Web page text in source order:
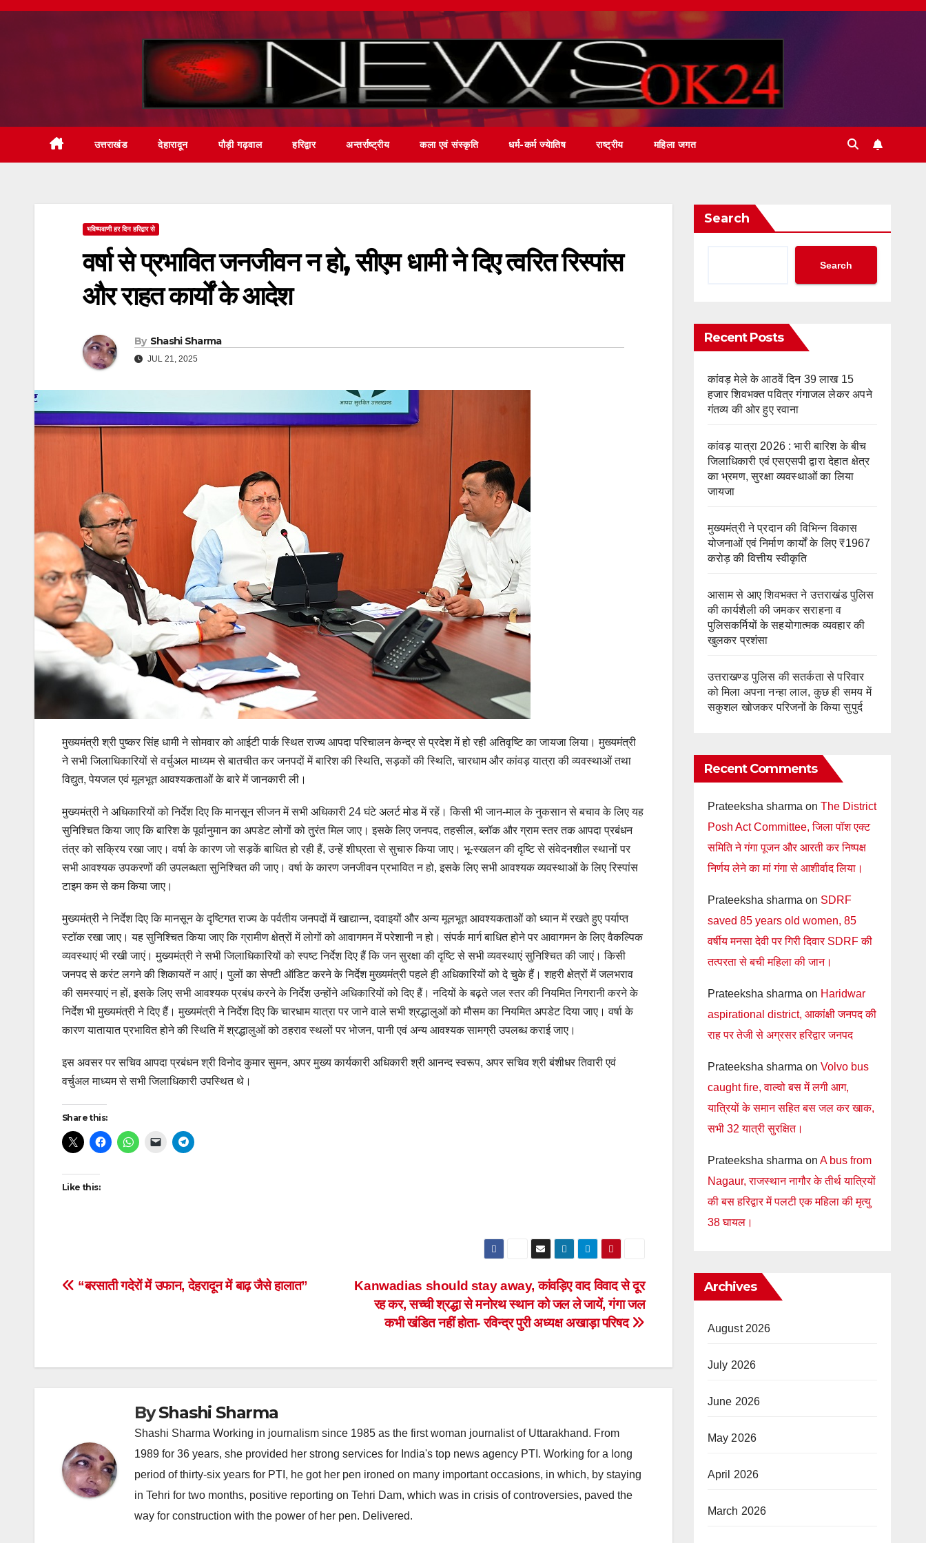
Skip
उत्तराखंड देहारादून पौड़ी गढ़वाल हरिद्वार अन्तर्राष्ट्रीय कला एवं संस्कृति धर्म-कर्म ज्येातिष राष्ट्रीय महिला जगत
भविष्यवाणी हर दिन हरिद्वार से
वर्षा से प्रभावित जनजीवन न हो, सीएम धामी ने दिए त्वरित रिस्पांस
और राहत कार्यों के आदेश
By Shashi Sharma
JUL 21, 2025
मुख्यमंत्री श्री पुष्कर सिंह धामी ने सोमवार को आईटी पार्क स्थित राज्य आपदा परिचालन केन्द्र से प्रदेश में हो रही अतिवृष्टि का जायजा लिया। मुख्यमंत्री
ने सभी जिलाधिकारियों से वर्चुअल माध्यम से बातचीत कर जनपदों में बारिश की स्थिति, सड़कों की स्थिति, चारधाम और कांवड़ यात्रा की व्यवस्थाओं तथा
विद्युत, पेयजल एवं मूलभूत आवश्यकताओं के बारे में जानकारी ली।
मुख्यमंत्री ने अधिकारियों को निर्देश दिए कि मानसून सीजन में सभी अधिकारी 24 घंटे अलर्ट मोड में रहें। किसी भी जान-माल के नुकसान से बचाव के लिए यह
सुनिश्चित किया जाए कि बारिश के पूर्वानुमान का अपडेट लोगों को तुरंत मिल जाए। इसके लिए जनपद, तहसील, ब्लॉक और ग्राम स्तर तक आपदा प्रबंधन
तंत्र को सक्रिय रखा जाए। वर्षा के कारण जो सड़कें बाधित हो रही हैं, उन्हें शीघ्रता से सुचारु किया जाए। भू-स्खलन की दृष्टि से संवेदनशील स्थानों पर
सभी आवश्यक उपकरणों की उपलब्धता सुनिश्चित की जाए। वर्षा के कारण जनजीवन प्रभावित न हो, इसके लिए सभी आवश्यक व्यवस्थाओं के लिए रिस्पांस
टाइम कम से कम किया जाए।
मुख्यमंत्री ने निर्देश दिए कि मानसून के दृष्टिगत राज्य के पर्वतीय जनपदों में खाद्यान्न, दवाइयों और अन्य मूलभूत आवश्यकताओं को ध्यान में रखते हुए पर्याप्त
स्टॉक रखा जाए। यह सुनिश्चित किया जाए कि ग्रामीण क्षेत्रों में लोगों को आवागमन में परेशानी न हो। संपर्क मार्ग बाधित होने पर आवागमन के लिए वैकल्पिक
व्यवस्थाएं भी रखी जाएं। मुख्यमंत्री ने सभी जिलाधिकारियों को स्पष्ट निर्देश दिए हैं कि जन सुरक्षा की दृष्टि से सभी व्यवस्थाएं सुनिश्चित की जाएं। किसी
जनपद से करंट लगने की शिकायतें न आएं। पुलों का सेफ्टी ऑडिट करने के निर्देश मुख्यमंत्री पहले ही अधिकारियों को दे चुके हैं। शहरी क्षेत्रों में जलभराव
की समस्याएं न हों, इसके लिए सभी आवश्यक प्रबंध करने के निर्देश उन्होंने अधिकारियों को दिए हैं। नदियों के बढ़ते जल स्तर की नियमित निगरानी करने के
निर्देश भी मुख्यमंत्री ने दिए हैं। मुख्यमंत्री ने निर्देश दिए कि चारधाम यात्रा पर जाने वाले सभी श्रद्धालुओं को मौसम का नियमित अपडेट दिया जाए। वर्षा के
कारण यातायात प्रभावित होने की स्थिति में श्रद्धालुओं को ठहराव स्थलों पर भोजन, पानी एवं अन्य आवश्यक सामग्री उपलब्ध कराई जाए।
इस अवसर पर सचिव आपदा प्रबंधन श्री विनोद कुमार सुमन, अपर मुख्य कार्यकारी अधिकारी श्री आनन्द स्वरूप, अपर सचिव श्री बंशीधर तिवारी एवं
वर्चुअल माध्यम से सभी जिलाधिकारी उपस्थित थे।
Share this:
Like this:
Post
Kanwadias should stay away, कांवड़िए वाद विवाद से दूर
रह कर, सच्ची श्रद्धा से मनोरथ स्थान को जल ले जायें, गंगा जल
कभी खंडित नहीं होता- रविन्द्र पुरी अध्यक्ष अखाड़ा परिषद
“बरसाती गदेरों में उफान, देहरादून में बाढ़ जैसे हालात”
ByShashi Sharma
Shashi Sharma Working in journalism since 1985 as the first woman journalist of Uttarakhand. From
1989 for 36 years, she provided her strong services for India's top news agency PTI. Working for a long
period of thirty-six years for PTI, he got her pen ironed on many important occasions, in which, by staying
in Tehri for two months, positive reporting on Tehri Dam, which was in crisis of controversies, paved the
way for construction with the power of her pen. Delivered.
Search
Search
Recent Posts
कांवड़ मेले के आठवें दिन 39 लाख 15
हजार शिवभक्त पवित्र गंगाजल लेकर अपने
गंतव्य की ओर हुए रवाना
कांवड़ यात्रा 2026 : भारी बारिश के बीच
जिलाधिकारी एवं एसएसपी द्वारा देहात क्षेत्र
का भ्रमण, सुरक्षा व्यवस्थाओं का लिया
जायजा
मुख्यमंत्री ने प्रदान की विभिन्न विकास
योजनाओं एवं निर्माण कार्यों के लिए ₹1967
करोड़ की वित्तीय स्वीकृति
आसाम से आए शिवभक्त ने उत्तराखंड पुलिस
की कार्यशैली की जमकर सराहना व
पुलिसकर्मियों के सहयोगात्मक व्यवहार की
खुलकर प्रशंसा
उत्तराखण्ड पुलिस की सतर्कता से परिवार
को मिला अपना नन्हा लाल, कुछ ही समय में
सकुशल खोजकर परिजनों के किया सुपुर्द
Recent Comments
Prateeksha sharma on The District
Posh Act Committee, जिला पॉश एक्ट
समिति ने गंगा पूजन और आरती कर निष्पक्ष
निर्णय लेने का मां गंगा से आशीर्वाद लिया।
Prateeksha sharma on SDRF
saved 85 years old women, 85
वर्षीय मनसा देवी पर गिरी दिवार SDRF की
तत्परता से बची महिला की जान।
Prateeksha sharma on Haridwar
aspirational district, आकांक्षी जनपद की
राह पर तेजी से अग्रसर हरिद्वार जनपद
Prateeksha sharma on Volvo bus
caught fire, वाल्वो बस में लगी आग,
यात्रियों के समान सहित बस जल कर खाक,
सभी 32 यात्री सुरक्षित।
Prateeksha sharma on A bus from
Nagaur, राजस्थान नागौर के तीर्थ यात्रियों
की बस हरिद्वार में पलटी एक महिला की मृत्यु
38 घायल।
Archives
August 2026
July 2026
June 2026
May 2026
April 2026
March 2026